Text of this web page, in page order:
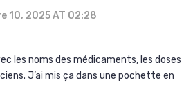
10, 2025 AT 02:28
les noms des médicaments, les doses
J’ai mis ça dans une pochette en